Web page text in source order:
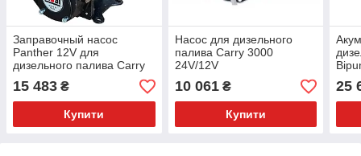
Заправочный насос
Panther 12V для
дизельного палива Carry
15 483 ₴
Купити
Насос для дизельного
палива Carry 3000
24V/12V
10 061₴
Купити
25